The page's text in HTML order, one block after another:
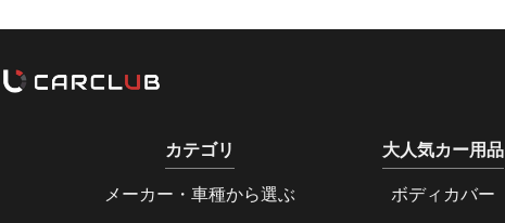
カテゴリ
メーカー・車種から選ぶ
大人気カー用品
ボディカバー